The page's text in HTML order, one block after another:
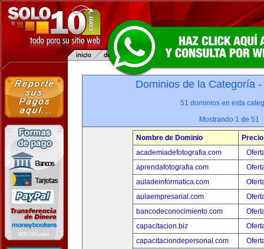
Dominios de la Categoría -
51 dominios en esta
Mostrando 1 de 51
Nombre de Dominio
Precio
academiadefotografia.com
aprendafotografia.com
auladeinformatica.com
aulaempresarial.com
bancodeconocimiento.com
capacitacion.biz
capacitaciondepersonal.com